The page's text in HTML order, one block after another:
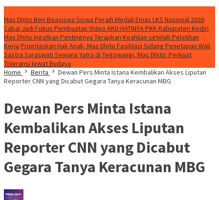
Mas Dhito Beri Beasiswa Siswa Peraih Medali Emas LKS Nasional 2026
Cabai Jadi Fokus Pembuatan Video AKU HATINYA PKK Kabupaten Kediri
Mas Dhito Ingatkan Pentingnya Terapkan Keahlian setelah Pelatihan
Kerja Prioritaskan Hak Anak, Mas Dhito Fasilitasi Sidang Penetapan Wali
Sastra Saraswati Sewana Yatra di Tegowangi, Mas Dhito: Perkuat
Toleransi lewat Budaya
Home
Berita
Dewan Pers Minta Istana Kembalikan Akses Liputan
Reporter CNN yang Dicabut Gegara Tanya Keracunan MBG
Dewan Pers Minta Istana
Kembalikan Akses Liputan
Reporter CNN yang Dicabut
Gegara Tanya Keracunan MBG